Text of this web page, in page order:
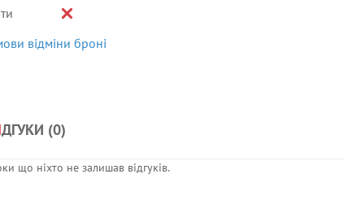
відміни броні
ДГУКИ (0)
що ніхто не залишав відгуків.